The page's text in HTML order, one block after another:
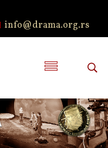
info@drama.org.rs